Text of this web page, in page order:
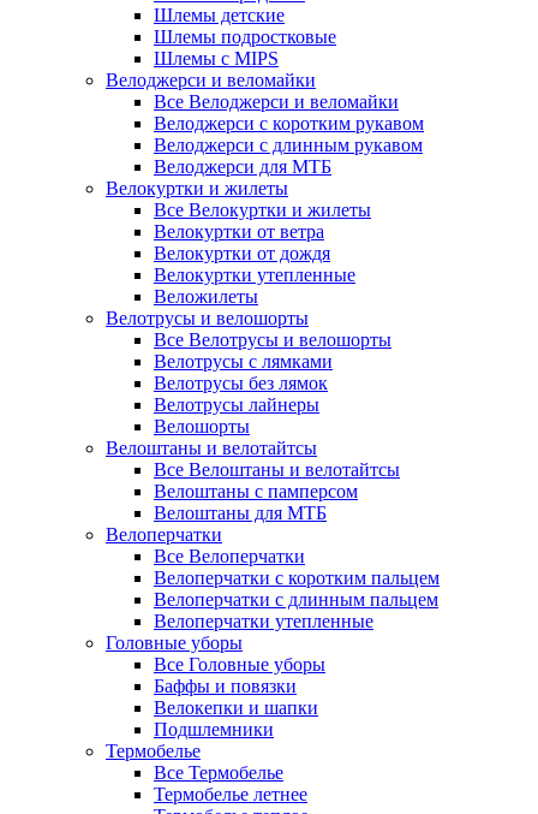
Шлемы детские
Шлемы подростковые
Шлемы с MIPS
Велоджерси и веломайки
Все Велоджерси и веломайки
Велоджерси с коротким рукавом
Велоджерси с длинным рукавом
Велоджерси для МТБ
Велокуртки и жилеты
Все Велокуртки и жилеты
Велокуртки от ветра
Велокуртки от дождя
Велокуртки утепленные
Веложилеты
Велотрусы и велошорты
Все Велотрусы и велошорты
Велотрусы с лямками
Велотрусы без лямок
Велотрусы лайнеры
Велошорты
Велоштаны и велотайтсы
Все Велоштаны и велотайтсы
Велоштаны с памперсом
Велоштаны для МТБ
Велоперчатки
Все Велоперчатки
Велоперчатки с коротким пальцем
Велоперчатки с длинным пальцем
Велоперчатки утепленные
Головные уборы
Все Головные уборы
Баффы и повязки
Велокепки и шапки
Подшлемники
Термобелье
Все Термобелье
Термобелье летнее